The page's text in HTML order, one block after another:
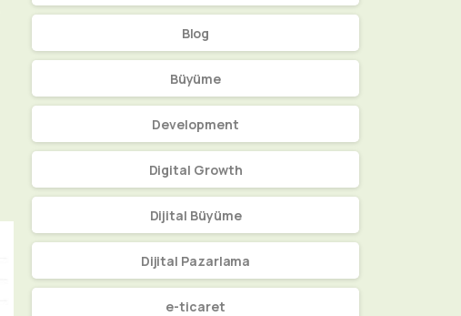
Blog
Büyüme
Development
Digital Growth
Dijital Büyüme
Dijital Pazarlama
e-ticaret